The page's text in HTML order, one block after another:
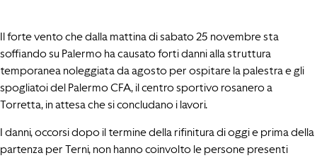
Il forte vento che dalla mattina di sabato 25 novembre sta
soffiando su Palermo ha causato forti danni alla struttura
temporanea noleggiata da agosto per ospitare la palestra e gli
spogliatoi del Palermo CFA, il centro sportivo rosanero a
Torretta, in attesa che si concludano i lavori.
I danni, occorsi dopo il termine della rifinitura di oggi e prima della
partenza per Terni, non hanno coinvolto le persone presenti